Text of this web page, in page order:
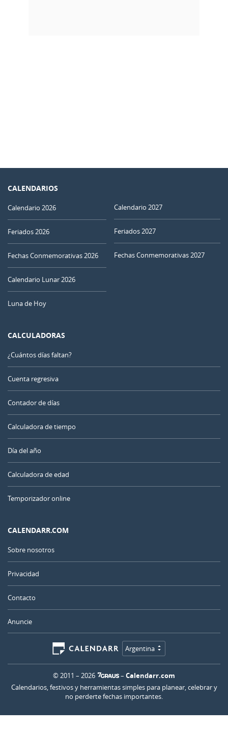
CALENDARIOS
Calendario 2026
Feriados 2026
Fechas Conmemorativas 2026
Calendario Lunar 2026
Luna de Hoy
Calendario 2027
Feriados 2027
Fechas Conmemorativas 2027
CALCULADORAS
¿Cuántos días faltan?
Cuenta regresiva
Contador de días
Calculadora de tiempo
Día del año
Calculadora de edad
Temporizador online
CALENDARR.COM
Sobre nosotros
Privacidad
Contacto
Anuncie
Argentina
© 2011 – 2026 – Calendarr.com
Calendarios, festivos y herramientas simples para planear, celebrar y
no perderte fechas importantes.